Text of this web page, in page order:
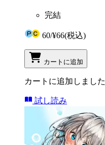
完結
60/¥66(税込)
カートに追加
カートに追加しました
試し読み